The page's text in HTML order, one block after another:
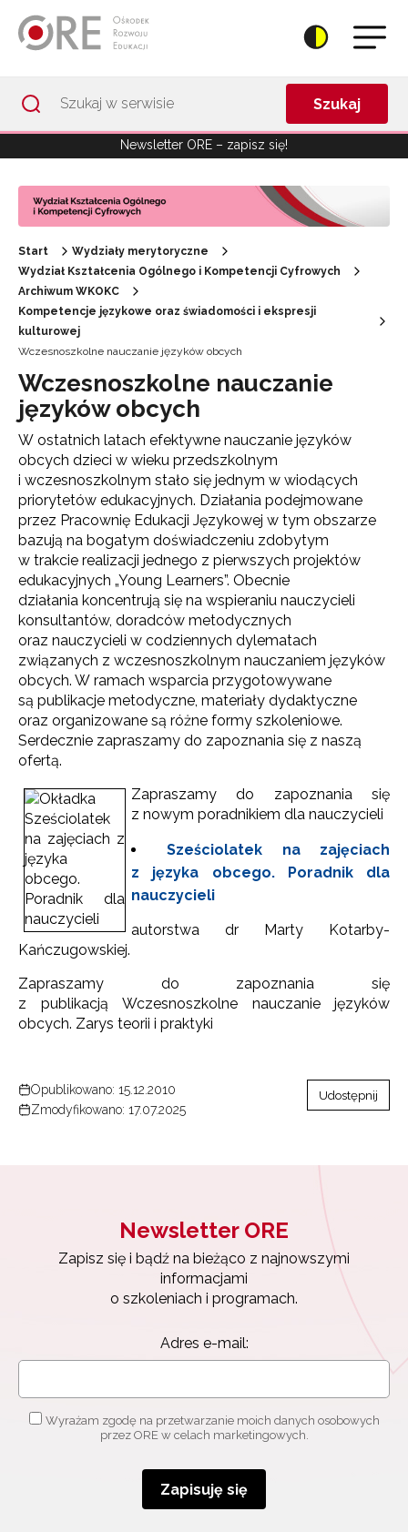
Szukaj
Newsletter ORE – zapisz się!
Start
Wydziały merytoryczne
Wydział Kształcenia Ogólnego i Kompetencji Cyfrowych
Archiwum WKOKC
Kompetencje językowe oraz świadomości i ekspresji
kulturowej
Wczesnoszkolne nauczanie języków obcych
Wczesnoszkolne nauczanie
języków obcych
W ostatnich latach efektywne nauczanie języków
obcych dzieci w wieku przedszkolnym
i wczesnoszkolnym stało się jednym w wiodących
priorytetów edukacyjnych. Działania podejmowane
przez Pracownię Edukacji Językowej w tym obszarze
bazują na bogatym doświadczeniu zdobytym
w trakcie realizacji jednego z pierwszych projektów
edukacyjnych „Young Learners”. Obecnie
działania koncentrują się na wspieraniu nauczycieli
konsultantów, doradców metodycznych
oraz nauczycieli w codziennych dylematach
związanych z wczesnoszkolnym nauczaniem języków
obcych. W ramach wsparcia przygotowywane
są publikacje metodyczne, materiały dydaktyczne
oraz organizowane są różne formy szkoleniowe.
Serdecznie zapraszamy do zapoznania się z naszą
ofertą.
Zapraszamy do zapoznania się
z nowym poradnikiem dla nauczycieli
Sześciolatek na zajęciach
z języka obcego. Poradnik dla
nauczycieli
autorstwa dr Marty Kotarby-
Kańczugowskiej.
Zapraszamy do zapoznania się
z publikacją Wczesnoszkolne nauczanie języków
obcych. Zarys teorii i praktyki
Opublikowano: 15.12.2010
Zmodyfikowano: 17.07.2025
Udostępnij
Newsletter ORE
Zapisz się i bądź na bieżąco z najnowszymi
informacjami
o szkoleniach i programach.
Adres e-mail:
Wyrażam zgodę na przetwarzanie moich danych osobowych
przez ORE w celach marketingowych.
Zapisuję się